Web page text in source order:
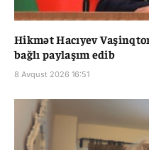
Hikmət Hacıyev
bağlı paylaşım edib
8 Avqust 2026 16:51